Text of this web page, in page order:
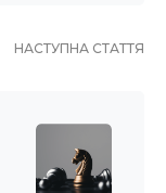
НАСТУПНА СТАТТЯ